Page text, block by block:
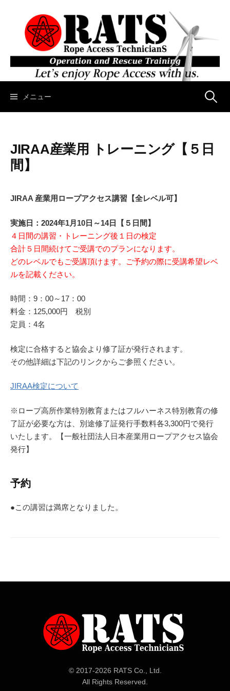
ス
メニュー 検
:
JIRAA産業用 トレーニング【５日
間】
JIRAA 産業用ロープアクセス講習【全レベル可】
実施日：2024年1月10日～14日【５日間】
４日間の講習・トレーニング後１日の検定
合計５日間続けてご受講でのプランになります。
どのレベルでもご受講頂けます。ご予約の際に受講希望レベ
ルを記載ください。
時間：9：00～17：00
料金：125,000円 税別
定員：4名
検定に合格すると協会より修了証が発行されます。
その他詳細は下記のリンクからご参照ください。
JIRAA検定について
※ロープ高所作業特別教育またはフルハーネス特別教育の修
了証が必要な方は、別途修了証発行手数料各3,300円で発行
いたします。【一般社団法人日本産業用ロープアクセス協会
発行】
予約
●この講習は満席となりました。
© 2017-2026 RATS Co., Ltd.
All Rights Reserved.